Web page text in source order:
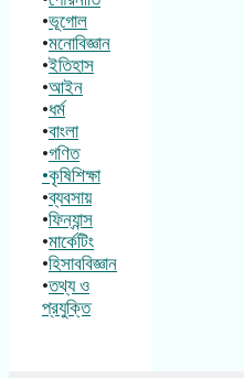
•ভূগোল
•মনোবিজ্ঞান
•ইতিহাস
•আইন
•ধর্ম
•বাংলা
•গণিত
•কৃষিশিক্ষা
•ব্যবসায়
•ফিন্যান্স
•মার্কেটিং
•হিসাববিজ্ঞান
•তথ্য ও
প্রযুক্তি